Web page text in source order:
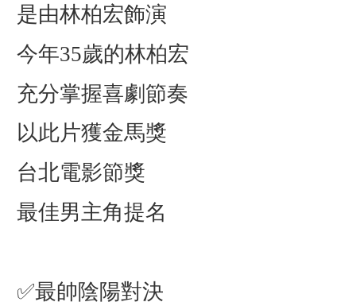
是由林柏宏飾演
今年35歲的林柏宏
充分掌握喜劇節奏
以此片獲金馬獎
台北電影節獎
最佳男主角提名
✅最帥陰陽對決